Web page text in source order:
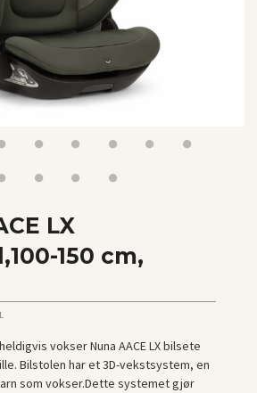
LX
150 cm,
vokser Nuna AACE LX bilsete
Bilstolen har et 3D-vekstsystem, en
som vokser.Dette systemet gjør